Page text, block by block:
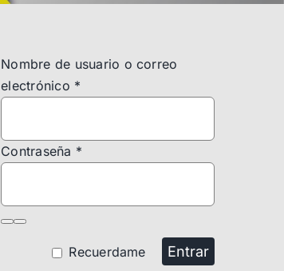
Nombre de usuario o correo
electrónico *
Contraseña *
Recuerdame Entrar